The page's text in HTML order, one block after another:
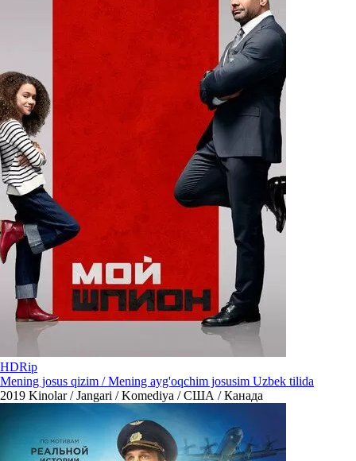
HDRip
Mening josus qizim / Mening ayg'oqchim josusim Uzbek tilida
2019 Kinolar / Jangari / Komediya / США / Канада